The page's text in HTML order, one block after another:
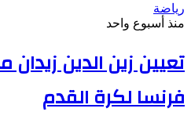
رياضة
منذ أسبوع واحد
تعيين زين الدين زيدان
فرنسا لكرة القدم